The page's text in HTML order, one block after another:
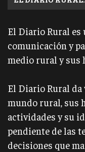
El Diario Rural
comunicación y
medio rural y sus
El Diario Rural da
mundo rural, sus
actividades y su
pendiente de las
decisiones que